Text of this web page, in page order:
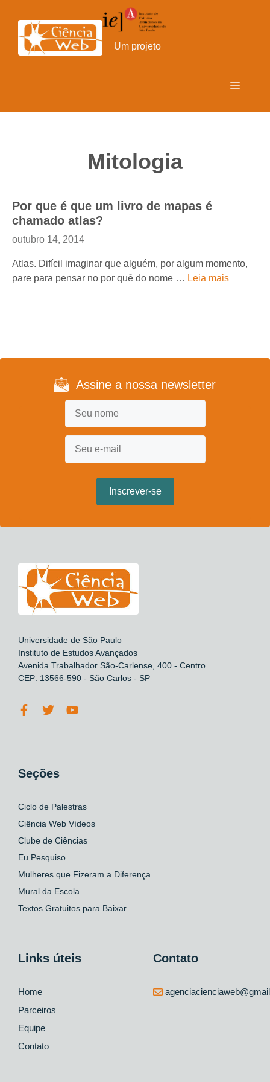
para
conteúdo
Um projeto
Menu
Mitologia
Por que é que um livro de mapas é
chamado atlas?
outubro 14, 2014
Atlas. Difícil imaginar que alguém, por algum momento,
pare para pensar no por quê do nome … Leia mais
Assine a nossa newsletter
Universidade de São Paulo
Instituto de Estudos Avançados
Avenida Trabalhador São-Carlense, 400 - Centro
CEP: 13566-590 - São Carlos - SP
Seções
Ciclo de Palestras
Ciência Web Vídeos
Clube de Ciências
Eu Pesquiso
Mulheres que Fizeram a Diferença
Mural da Escola
Textos Gratuitos para Baixar
Links úteis
Home
Parceiros
Equipe
Contato
Contato